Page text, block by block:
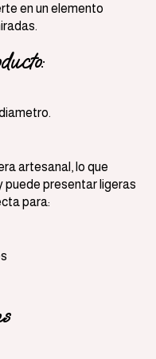
en un elemento
artesanal, lo que
puede presentar ligeras
para: